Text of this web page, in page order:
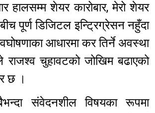
हालसम्म शेयर कारोबार, मेरो शेयर
पूर्ण डिजिटल इन्ट्रिग्रेसन नहुँदा
आधारमा कर तिर्ने अवस्था
चुहावटको जोखिम बढाएको
छ ।
संवेदनशील विषयका रूपमा